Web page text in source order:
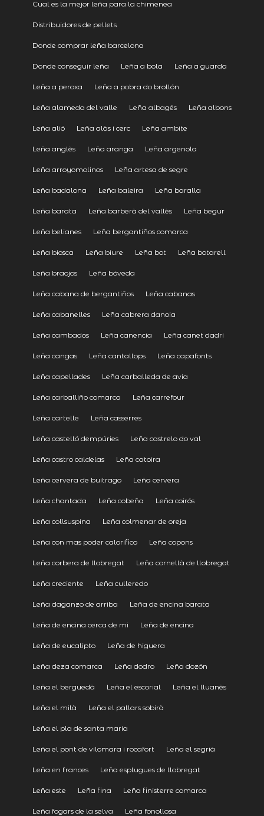
Cual es la mejor leña para la chimenea
Distribuidores de pellets
Donde comprar leña barcelona
Donde conseguir leña Leña a bola Leña a guarda
Leña a peroxa Leña a pobra do brollón
Leña alameda del valle Leña albagés Leña albons
Leña alió Leña alàs i cerc Leña ambite
Leña anglès Leña aranga Leña argenola
Leña arroyomolinos Leña artesa de segre
Leña badalona Leña baleira Leña baralla
Leña barata Leña barberà del vallès Leña begur
Leña belianes Leña bergantiños comarca
Leña biosca Leña biure Leña bot Leña botarell
Leña braojos Leña bóveda
Leña cabana de bergantiños Leña cabanas
Leña cabanelles Leña cabrera danoia
Leña cambados Leña canencia Leña canet dadri
Leña cangas Leña cantallops Leña capafonts
Leña capellades Leña carballeda de avia
Leña carballiño comarca Leña carrefour
Leña cartelle Leña casserres
Leña castelló dempúries Leña castrelo do val
Leña castro caldelas Leña catoira
Leña cervera de buitrago Leña cervera
Leña chantada Leña cobeña Leña coirós
Leña collsuspina Leña colmenar de oreja
Leña con mas poder calorifico Leña copons
Leña corbera de llobregat Leña cornellà de llobregat
Leña creciente Leña culleredo
Leña daganzo de arriba Leña de encina barata
Leña de encina cerca de mi Leña de encina
Leña de eucalipto Leña de higuera
Leña deza comarca Leña dodro Leña dozón
Leña el berguedà Leña el escorial Leña el lluanès
Leña el milà Leña el pallars sobirà
Leña el pla de santa maria
Leña el pont de vilomara i rocafort Leña el segrià
Leña en frances Leña esplugues de llobregat
Leña este Leña fina Leña finisterre comarca
Leña fogars de la selva Leña fonollosa